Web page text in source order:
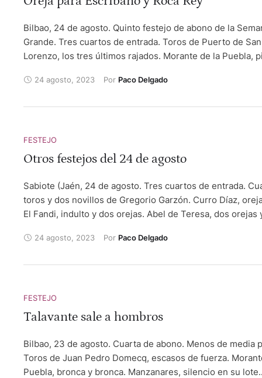
Bilbao, 24 de agosto. Quinto festejo de abono de la
Grande. Tres cuartos de entrada. Toros de Puerto de San
Lorenzo, los tres últimos rajados. Morante de la Puebla,
ovación. Pepe Ruciero
24 agosto, 2023 Por Paco Delgado
FESTEJO
Otros festejos del 24 de agosto
Sabiote (Jaén, 24 de agosto. Tres cuartos de entrada.
toros y dos novillos de Gregorio Garzón. Curro Díaz,
El Fandi, indulto y dos orejas. Abel de Teresa, dos orejas
de Alcurrucén . Esaú Fernández, dos orejas y dos orejas.
silencio. Clemente Jaume, vuelta y oreja. Campo
agosto. Toros de Murteira Grave. Joao Moura Jr., vuelta al
Andrés Romero. vuelta en su lote. Actuaron los Forcados
Amadores de Montemor y Évora. La Granja de San
(Segovia), 24 de agosto. Segundo festejo del "Judíon de
24 agosto, 2023 Por Paco Delgado
FESTEJO
Talavante sale a hombros
Bilbao, 23 de agosto. Cuarta de abono. Menos de media
Toros de Juan Pedro Domecq, escasos de fuerza.
Puebla, bronca y bronca. Manzanares, silencio en su lote.